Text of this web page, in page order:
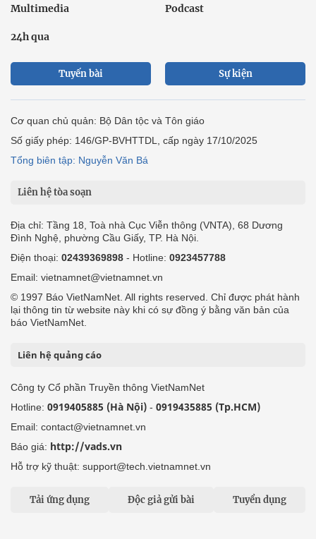
Multimedia Podcast
24h qua
Tuyến bài Sự kiện
Cơ quan chủ quản: Bộ Dân tộc và Tôn giáo
Số giấy phép: 146/GP-BVHTTDL, cấp ngày 17/10/2025
Tổng biên tập: Nguyễn Văn Bá
Liên hệ tòa soạn
Địa chỉ: Tầng 18, Toà nhà Cục Viễn thông (VNTA), 68 Dương
Đình Nghệ, phường Cầu Giấy, TP. Hà Nội.
Điện thoại: 02439369898 - Hotline: 0923457788
Email: vietnamnet@vietnamnet.vn
© 1997 Báo VietNamNet. All rights reserved. Chỉ được phát hành
lại thông tin từ website này khi có sự đồng ý bằng văn bản của
báo VietNamNet.
Liên hệ quảng cáo
Công ty Cổ phần Truyền thông VietNamNet
Hotline: 0919405885 (Hà Nội) - 0919435885 (Tp.HCM)
Email: contact@vietnamnet.vn
Báo giá: http://vads.vn
Hỗ trợ kỹ thuật: support@tech.vietnamnet.vn
Tải ứng dụng Độc giả gửi bài Tuyển dụng